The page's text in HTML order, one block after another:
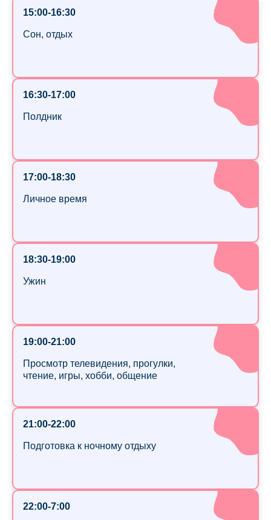
15:00-16:30
Сон, отдых
16:30-17:00
Полдник
17:00-18:30
Личное время
18:30-19:00
Ужин
19:00-21:00
Просмотр телевидения, прогулки,
чтение, игры, хобби, общение
21:00-22:00
Подготовка к ночному отдыху
22:00-7:00